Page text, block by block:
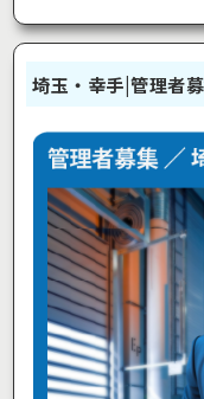
埼玉・幸手|管理者